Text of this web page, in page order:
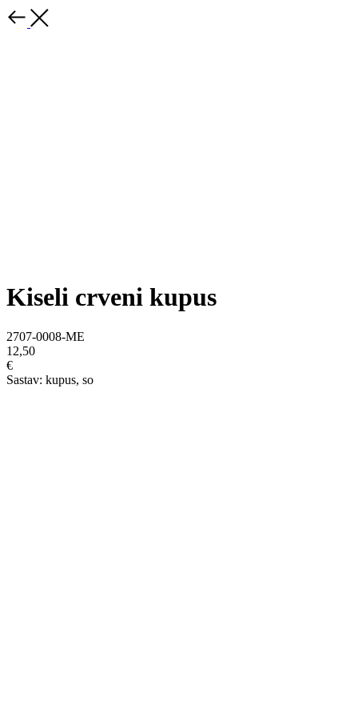
Kiseli crveni kupus
2707-0008-ME
12,50
€
Sastav: kupus, so